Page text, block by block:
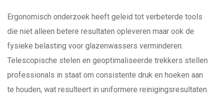
Ergonomisch onderzoek heeft geleid tot verbeterde tools
die niet alleen betere resultaten opleveren maar ook de
fysieke belasting voor glazenwassers verminderen.
Telescopische stelen en geoptimaliseerde trekkers stellen
professionals in staat om consistente druk en hoeken aan
te houden, wat resulteert in uniformere reinigingsresultaten.